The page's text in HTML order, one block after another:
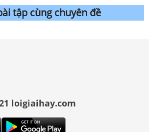
tập cùng chuyên đề
loigiaihay.com